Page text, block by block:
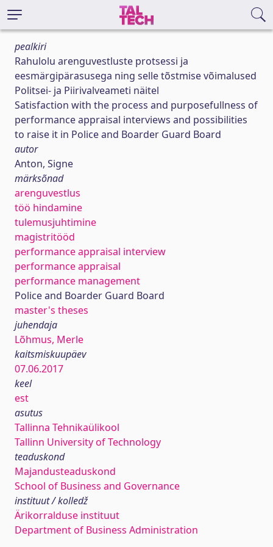
pealkiri
Rahulolu arenguvestluste protsessi ja
eesmärgipärasusega ning selle tõstmise võimalused
Politsei- ja Piirivalveameti näitel
Satisfaction with the process and purposefullness of
performance appraisal interviews and possibilities
to raise it in Police and Boarder Guard Board
autor
Anton, Signe
märksõnad
arenguvestlus
töö hindamine
tulemusjuhtimine
magistritööd
performance appraisal interview
performance appraisal
performance management
Police and Boarder Guard Board
master's theses
juhendaja
Lõhmus, Merle
kaitsmiskuupäev
07.06.2017
keel
est
asutus
Tallinna Tehnikaülikool
Tallinn University of Technology
teaduskond
Majandusteaduskond
School of Business and Governance
instituut / kolledž
Ärikorralduse instituut
Department of Business Administration